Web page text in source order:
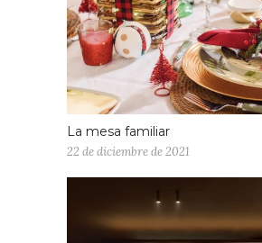
La mesa familiar
22 de diciembre de 2021